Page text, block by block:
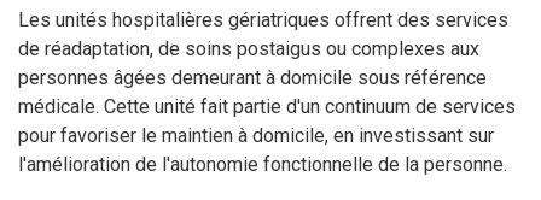
Les unités hospitalières gériatriques offrent des services
de réadaptation, de soins postaigus ou complexes aux
personnes âgées demeurant à domicile sous référence
médicale. Cette unité fait partie d'un continuum de services
pour favoriser le maintien à domicile, en investissant sur
l'amélioration de l'autonomie fonctionnelle de la personne.